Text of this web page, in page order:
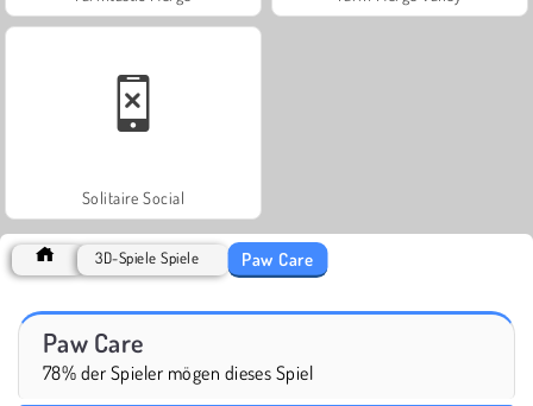
Solitaire Social
3D-Spiele Spiele Paw Care
Paw Care
78% der Spieler mögen dieses Spiel